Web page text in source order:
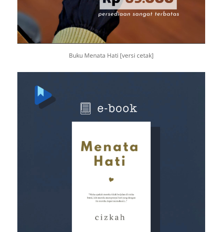
Buku Menata Hati [versi cetak]